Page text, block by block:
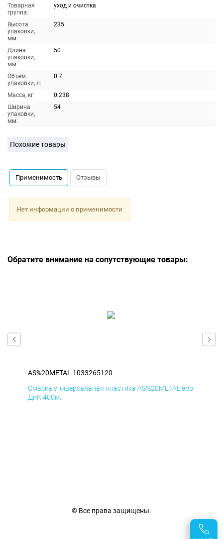
Товарная
группа:
уход и очистка
Высота
упаковки,
мм:
235
Длина
упаковки,
мм:
50
Объем
упаковки, л:
0.7
Масса, кг:
0.238
Ширина
упаковки,
мм:
54
Похожие товары
Применимость Отзывы
Нет информации о применимости
Обратите внимание на сопутствующие товары:
AS%20METAL 1033265120
Смазка универсальная пластика AS%20METAL аэр
ДиК 400мл
© Все права защищены.